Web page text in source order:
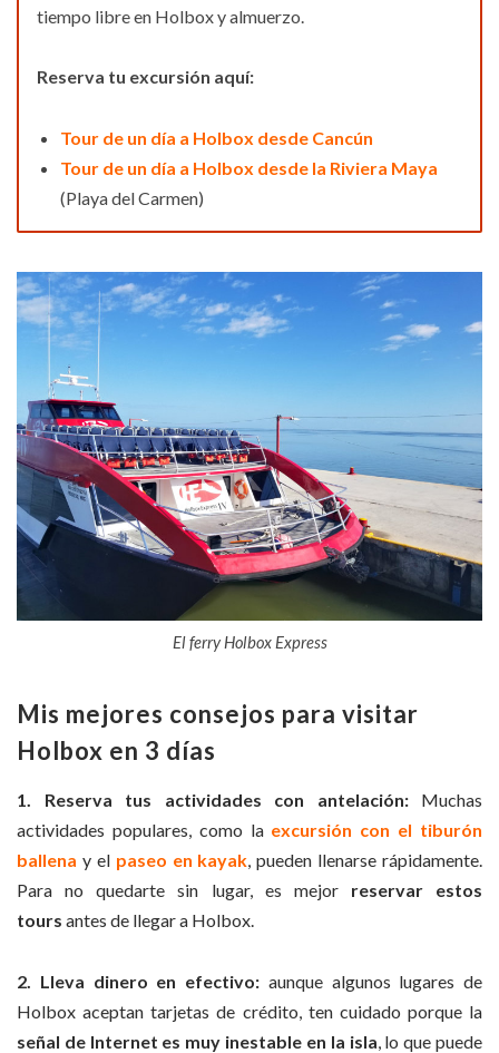
tiempo libre en Holbox y almuerzo.
Reserva tu excursión aquí:
Tour de un día a Holbox desde Cancún
Tour de un día a Holbox desde la Riviera Maya
(Playa del Carmen)
El ferry Holbox Express
Mis mejores consejos para visitar
Holbox en 3 días
1. Reserva tus actividades con antelación:Muchas
actividades populares, como la excursión con el tiburón
ballena y el paseo en kayak, pueden llenarse rápidamente.
Para no quedarte sin lugar, es mejorreservar estos
tours antes de llegar a Holbox.
2. Lleva dinero en efectivo: aunque algunos lugares de
Holbox aceptan tarjetas de crédito, ten cuidado porque la
señal de Internet es muy inestable en la isla , lo que puede